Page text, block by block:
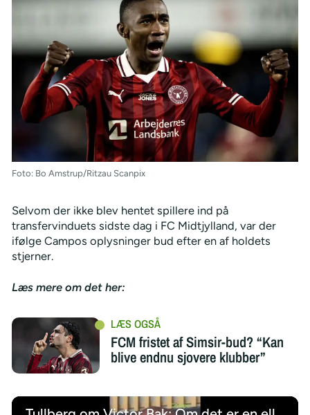
Foto: Bo Amstrup/Ritzau Scanpix
Selvom der ikke blev hentet spillere ind på
transfervinduets sidste dag i FC Midtjylland, var der
ifølge Campos oplysninger bud efter en af holdets
stjerner.
Læs mere om det her:
FCM fristet af Simsir-bud? “Kan
blive endnu sjovere klubber”